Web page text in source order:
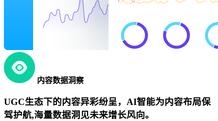
内容数据洞察
UGC生态下的内容异彩纷呈，AI智能为内容布局保
驾护航,海量数据洞见未来增长风向。